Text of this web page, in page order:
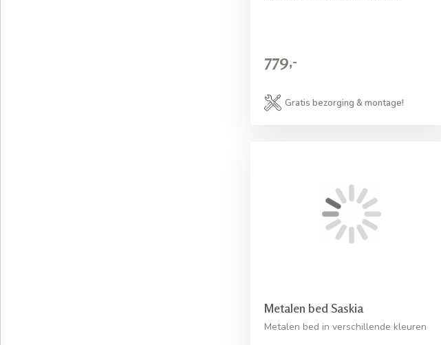
779,-
Gratis bezorging & montage!
Metalen bed Saskia
Metalen bed in verschillende kleuren